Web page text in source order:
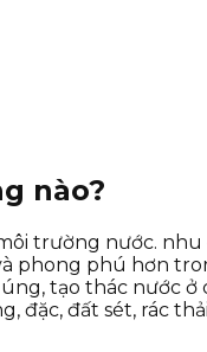
nào?
trường nước. nhu
phong phú hơn
tạo thác nước ở
đặc, đất sét, rác